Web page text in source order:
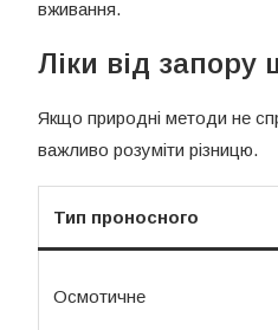
вживання.
Ліки від запору
Якщо природні методи не
важливо розуміти різницю.
Тип проносного
Осмотичне